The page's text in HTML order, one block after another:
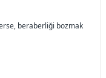
beraberliği bozmak